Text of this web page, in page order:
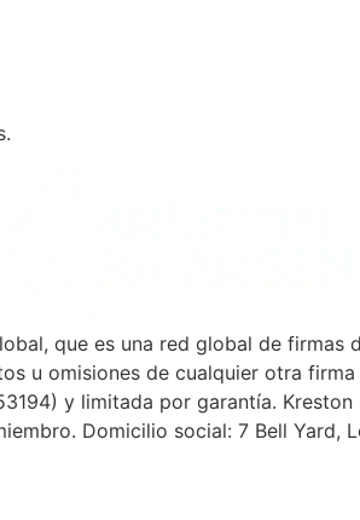
que es una red global de
u omisiones de cualquier otra
y limitada por garantía.
Domicilio social: 7 Bell Yard,